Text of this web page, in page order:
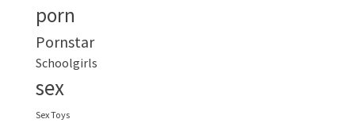
porn
Pornstar
Schoolgirls
sex
Sex Toys